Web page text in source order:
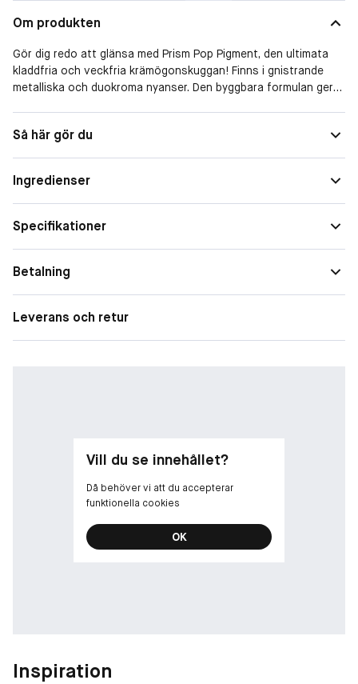
Om produkten
Gör dig redo att glänsa med Prism Pop Pigment, den ultimata
kladdfria och veckfria krämögonskuggan! Finns i gnistrande
metalliska och duokroma nyanser. Den byggbara formulan ger
SÅ ANVÄNDER DU DEN:
område för att få en glittrande effekt.
2. Använd ensam eller ovanpå din favoritprimer.
Så här gör du
Ingredienser
Specifikationer
Betalning
Leverans och retur
Vill du se innehållet?
Då behöver vi att du accepterar
funktionella cookies
OK
Inspiration